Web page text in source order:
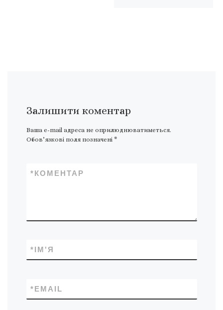
Залишити коментар
Ваша e-mail адреса не оприлюднюватиметься.
Обов’язкові поля позначені *
КОМЕНТАР
*
ІМ'Я
*
EMAIL
*